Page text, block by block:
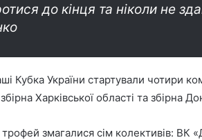
до кінця та ніколи не
Кубка України стартували чотири
Харківської області та збірна
трофей змагалися сім колективів: ВК